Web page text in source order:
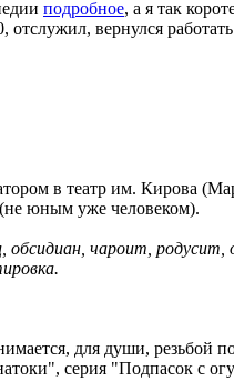
подробное, а я так
вернулся
в театр им. Кирова
(не юным уже человеком).
чароит, родусит,
для души,
серия "Подпасок с